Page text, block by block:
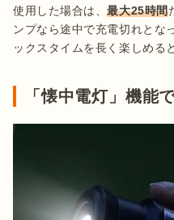
使用した場合は、最大25時間
ンプなら途中で充電切れとな
ックスタイムを長く楽しめる
「懐中電灯」機能